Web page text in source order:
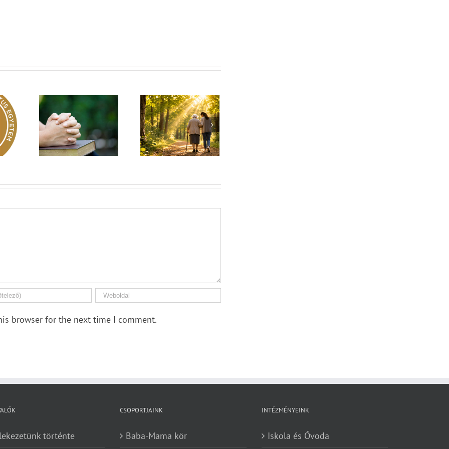
–
149
Egy fa kidől, messze
hangzik. Nő az erdő,
ki hallja? –
Diakónusok
vasárnapja – II. rész
Imádság éve 2026 –
El nem hagylak
téged
browser for the next time I comment.
történte
CSOPORTJAINK
Baba-Mama kör
INTÉZMÉNYEINK
Iskola és Óvoda